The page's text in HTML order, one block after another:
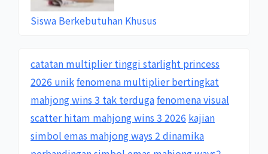
Siswa Berkebutuhan Khusus
catatan multiplier tinggi starlight princess
2026 unikfenomena multiplier bertingkat
mahjong wins 3 tak terdugafenomena visual
scatter hitam mahjong wins 3 2026 kajian
simbol emas mahjong ways 2 dinamika